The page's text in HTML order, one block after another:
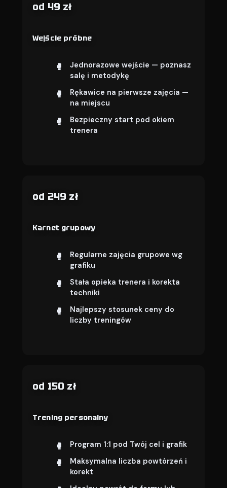
od 49 zł
Wejście próbne
Jednorazowe wejście — poznasz
salę i metodykę
Rękawice na pierwsze zajęcia —
na miejscu
Bezpieczny start pod okiem
trenera
od 249 zł
Karnet grupowy
Regularne zajęcia grupowe wg
grafiku
Stała opieka trenera i korekta
techniki
Najlepszy stosunek ceny do
liczby treningów
od 150 zł
Trening personalny
Program 1:1 pod Twój cel i grafik
Maksymalna liczba powtórzeń i
korekt